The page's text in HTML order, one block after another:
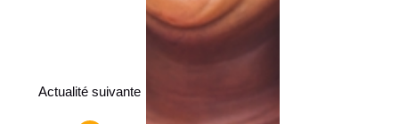
Actualité suivante